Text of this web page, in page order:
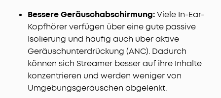
Bessere Geräuschabschirmung:Viele In-Ear-
Kopfhörer verfügen über eine gute passive
Isolierung und häufig auch über aktive
Geräuschunterdrückung (ANC). Dadurch
können sich Streamer besser auf ihre Inhalte
konzentrieren und werden weniger von
Umgebungsgeräuschen abgelenkt.